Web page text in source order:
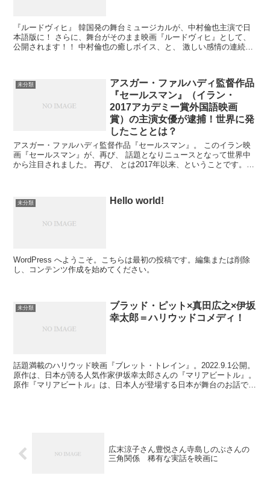
『ルードヴィヒ』 韓国発の舞台ミュージカルが、中村倫也主演で日
本語版に！ さらに、舞台がそのまま映画『ルードヴィヒ』として、
公開されます！！ 中村倫也の癒しボイス、と、 激しい感情の連続爆
未分類
アスガー・ファルハディ監督作品
『セールスマン』（イラン・
2017アカデミー賞外国語映画
賞）の主演女優が逮捕！世界に発
したこととは？
アスガー・ファルハディ監督作品『セールスマン』。 このイラン映
画『セールスマン』が、再び、 話題となりニュースとなって世界中
から注目されました。 再び、 とは2017年以来、ということです。
未分類 Hello world!
WordPress へようこそ。こちらは最初の投稿です。編集または削除
し、コンテンツ作成を始めてください。
未分類
ブラッド・ピット×真田広之×伊坂
幸太郎＝ハリウッドコメディ！
話題満載のハリウッド映画『ブレット・トレイン』。2022.9.1公開。
原作は、日本が誇る人気作家伊坂幸太郎さんの『マリアビートル』。
原作『マリアビートル』は、日本人が登場する日本が舞台のお話で
広末涼子さん豊悦さん寺島しのぶさんの
三角関係 稀有な実話を映画に